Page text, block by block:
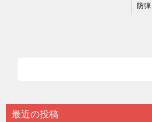
シ
最近の投稿